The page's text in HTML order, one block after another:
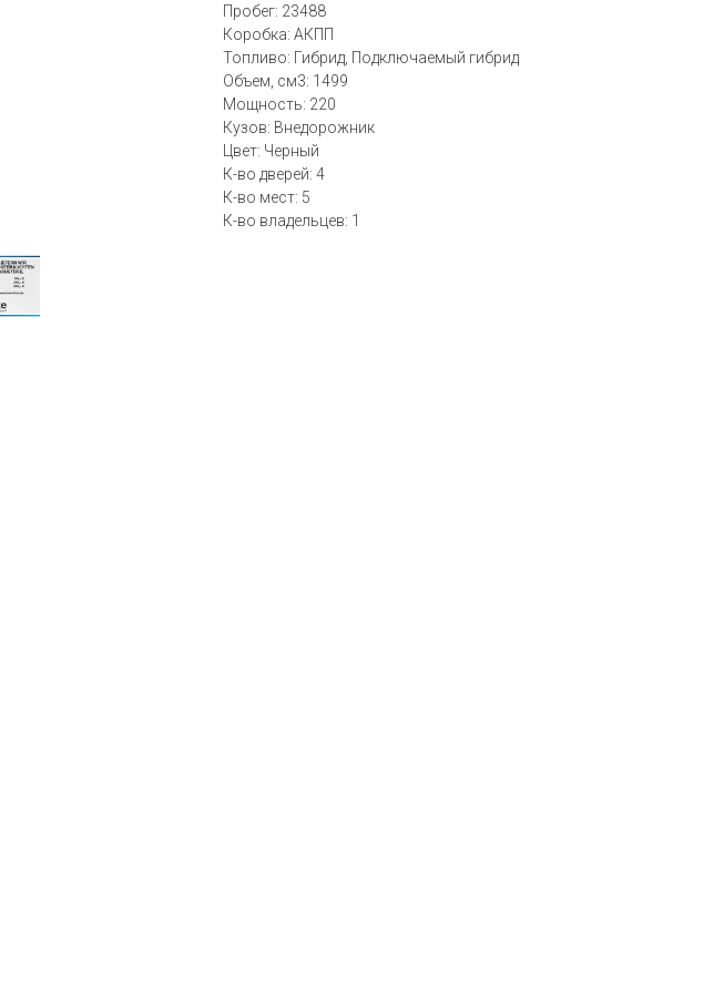
Пробег: 23488
Коробка: АКПП
Топливо: Гибрид, Подключаемый гибрид
Объем, см3: 1499
Мощность: 220
Кузов: Внедорожник
Цвет: Черный
К-во дверей: 4
К-во мест: 5
К-во владельцев: 1